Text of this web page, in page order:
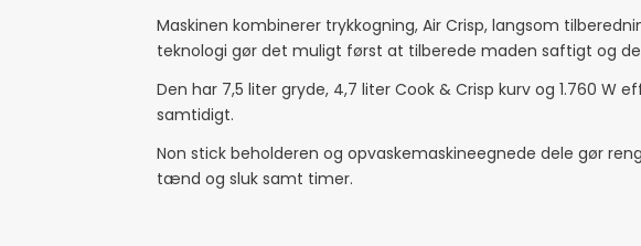
Maskinen kombinerer trykkogning, Air Crisp, langsom
teknologi gør det muligt først at tilberede maden saftigt og
Den har 7,5 liter gryde, 4,7 liter Cook & Crisp kurv og 1.760
samtidigt.
Non stick beholderen og opvaskemaskineegnede dele gør
tænd og sluk samt timer.